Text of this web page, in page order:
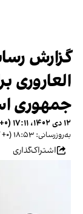
گزارش
العاروری
جمهوری
۱۲ دی ۱۴۰۲، ۱۷:۱۱ (‎+۰ گرینویچ)
به‌روزرسانی: ۱۸:۵۳ (‎+۰ گرینویچ)
اشتراک‌گذاری